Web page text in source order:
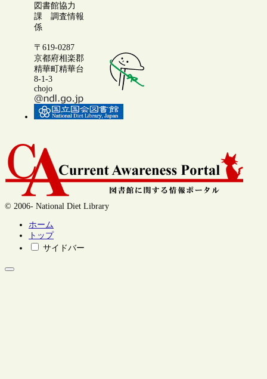
図書館協力
課 調査情報
係
〒619-0287
京都府相楽郡
精華町精華台
8-1-3
chojo
© 2006- National Diet Library
ホーム
トップ
サイドバー